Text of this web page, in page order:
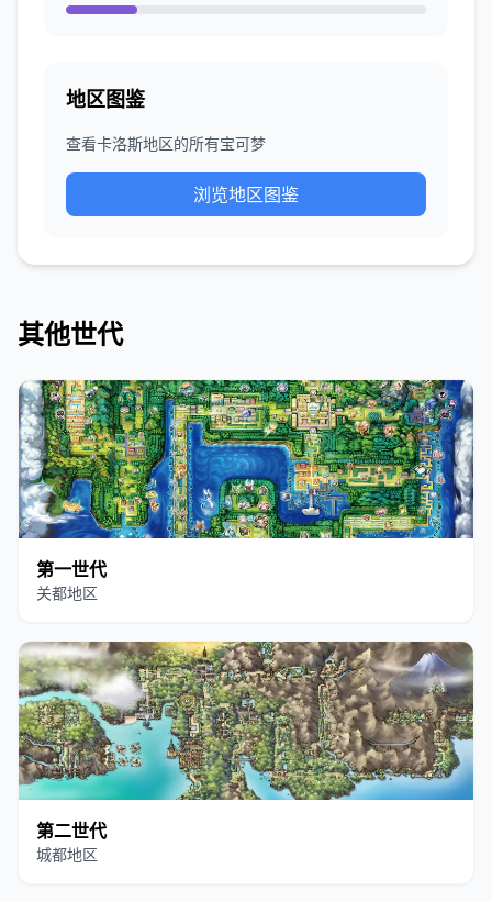
地区图鉴
查看卡洛斯地区的所有宝可梦
浏览地区图鉴
其他世代
第一世代
关都地区
第二世代
城都地区